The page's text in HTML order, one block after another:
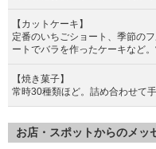
【カットケーキ】
定番のいちごショート、季節の
ートでバラを作ったケーキなど。
【焼き菓子】
常時30種類ほど。詰め合わせて
お店・スポットからのメッ